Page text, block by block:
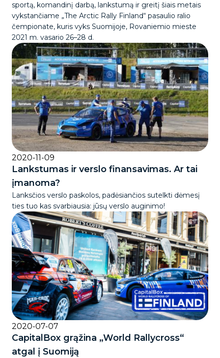
sportą, komandinį darbą, lankstumą ir greitį šiais metais
vykstančiame „The Arctic Rally Finland“ pasaulio ralio
čempionate, kuris vyks Suomijoje, Rovaniemio mieste
2021 m. vasario 26–28 d.
2020-11-09
Lankstumas ir verslo finansavimas. Ar tai
įmanoma?
Lanksčios verslo paskolos, padėsiančios sutelkti dėmesį
ties tuo kas svarbiausia: jūsų verslo auginimo!
2020-07-07
CapitalBox grąžina „World Rallycross“
atgal į Suomiją